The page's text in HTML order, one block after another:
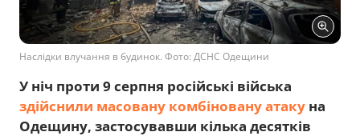
Наслідки влучання в будинок. Фото: ДСНС Одещини
У ніч проти 9 серпня російські війська
здійснили масовану комбіновану атаку на
Одещину, застосувавши кілька десятків